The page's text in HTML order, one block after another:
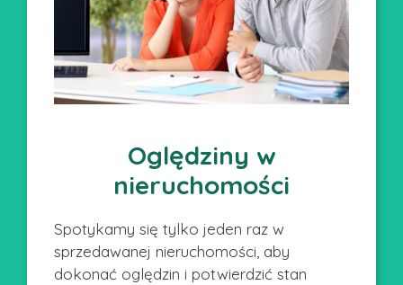
Oględziny w
nieruchomości
Spotykamy się tylko jeden raz w
sprzedawanej nieruchomości, aby
dokonać oględzin i potwierdzić stan